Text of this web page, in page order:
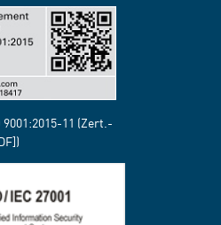
11 (Zert.-